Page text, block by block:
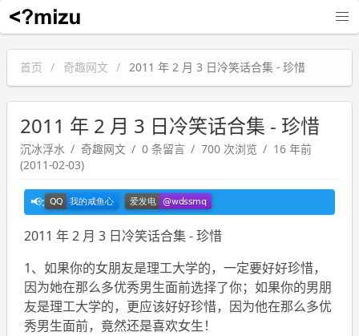
沉冰浮水
首页 奇趣网文 2011 年 2 月 3 日冷笑话合集 - 珍惜
2011 年 2 月 3 日冷笑话合集 - 珍惜
沉冰浮水 奇趣网文 0 条留言 700 次浏览
16 年前
(2011-02-03)
2011 年 2 月 3 日冷笑话合集 - 珍惜
1、如果你的女朋友是理工大学的，一定要好好珍惜，
因为她在那么多优秀男生面前选择了你；如果你的男朋
友是理工大学的，更应该好好珍惜，因为他在那么多优
秀男生面前，竟然还是喜欢女生！